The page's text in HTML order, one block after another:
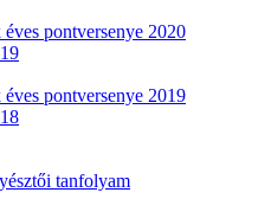
pontversenye 2020
pontversenye 2019
tanfolyam